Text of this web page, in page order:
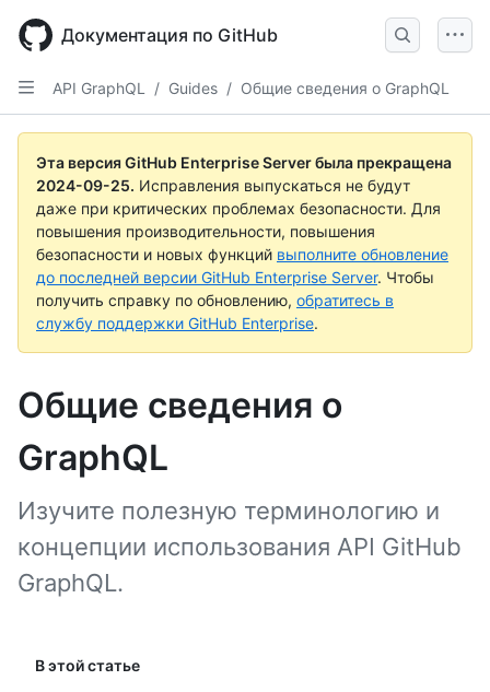
main
content
Документация по GitHub
API GraphQL / Guides / Общие сведения о GraphQL
Эта версия GitHub Enterprise Server была прекращена
2024-09-25. Исправления выпускаться не будут
даже при критических проблемах безопасности. Для
повышения производительности, повышения
безопасности и новых функций выполните обновление
до последней версии GitHub Enterprise Server. Чтобы
получить справку по обновлению, обратитесь в
службу поддержки GitHub Enterprise.
Общие сведения о
GraphQL
Изучите полезную терминологию и
концепции использования API GitHub
GraphQL.
В этой статье